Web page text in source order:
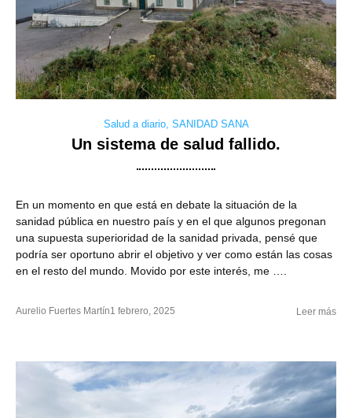
Salud a diario, SANIDAD SANA
Un sistema de salud fallido.
En un momento en que está en debate la situación de la
sanidad pública en nuestro país y en el que algunos pregonan
una supuesta superioridad de la sanidad privada, pensé que
podría ser oportuno abrir el objetivo y ver como están las cosas
en el resto del mundo. Movido por este interés, me ….
Aurelio Fuertes Martín1 febrero, 2025 Leer más